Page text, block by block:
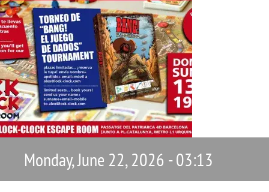
Monday, June 22, 2026 - 03:13